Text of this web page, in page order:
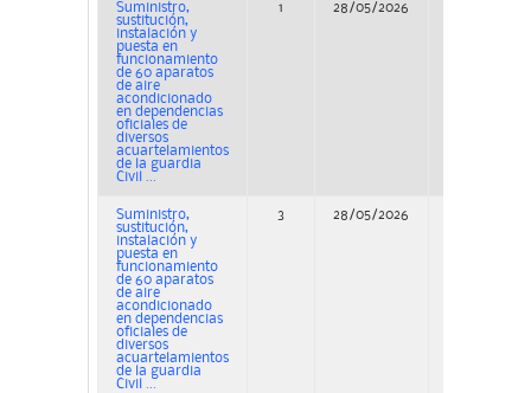
Suministro,
sustitución,
instalación y
puesta en
funcionamiento
de 60 aparatos
de aire
acondicionado
en dependencias
oficiales de
diversos
acuartelamientos
de la guardia
Civil ...
1 28/05/2026
Suministro,
sustitución,
instalación y
puesta en
funcionamiento
de 60 aparatos
de aire
acondicionado
en dependencias
oficiales de
diversos
acuartelamientos
de la guardia
Civil ...
3 28/05/2026